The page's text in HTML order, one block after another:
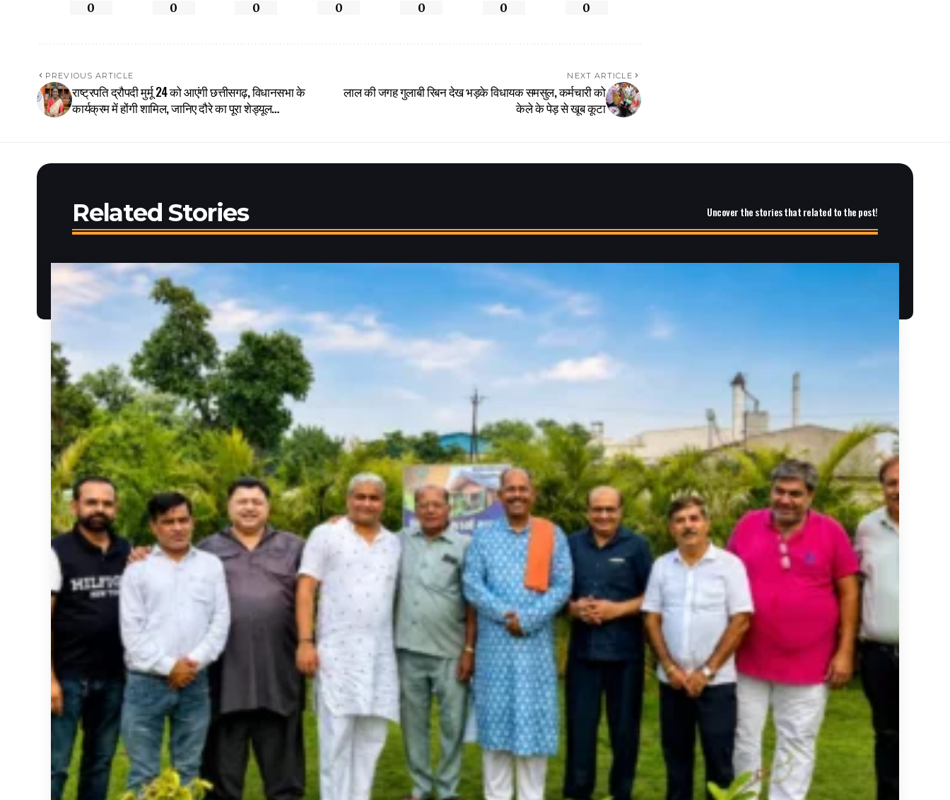
0 0 0 0 0 0 0
PREVIOUS ARTICLE
राष्ट्रपति द्रौपदी मुर्मू 24 को आएंगी छत्तीसगढ़, विधानसभा के
कार्यक्रम में होंगी शामिल, जानिए दौरे का पूरा शेड्यूल…
NEXT ARTICLE
लाल की जगह गुलाबी रिबन देख भड़के विधायक समसुल, कर्मचारी को
केले के पेड़ से खूब कूटा
Related Stories Uncover the stories that related to the post!